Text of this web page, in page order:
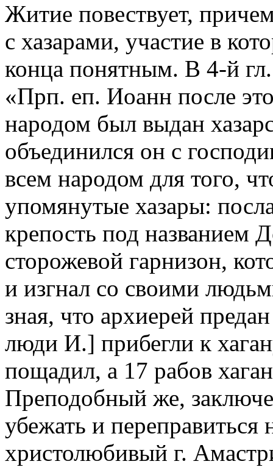
Житие повествует,
с хазарами, участие в
конца понятным. В 4-й
«Прп. еп. Иоанн после
народом был выдан
объединился он с
всем народом для того,
упомянутые хазары:
крепость под названием
сторожевой гарнизон,
и изгнал со своими
зная, что архиерей
люди И.] прибегли к
пощадил, а 17 рабов
Преподобный же,
убежать и
христолюбивый г.